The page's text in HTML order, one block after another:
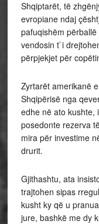
Shqiptarët, të
evropiane ndaj
pafuqishëm
vendosin t`i
përpjekjet për
Zyrtarët amerikanë
Shqipërisë nga
edhe në ato kushte,
posedonte rezerva
mira për investime
drurit.
Gjithashtu, ata
trajtohen sipas
kusht ky që u
jure, bashkë me dy